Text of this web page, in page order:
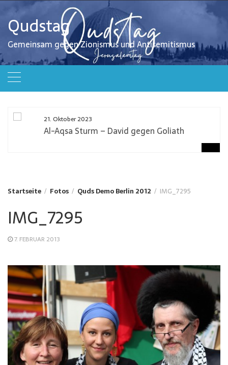
Zum
Inhalt
springen
Qudstag
Gemeinsam gegen Zionismus und Antisemitismus
21. Oktober 2023
Al-Aqsa Sturm – David gegen Goliath
Startseite Fotos Quds Demo Berlin 2012 IMG_7295
IMG_7295
7. FEBRUAR 2013